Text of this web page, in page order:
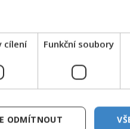
cílení Funkční soubory
ODMÍTNOUT